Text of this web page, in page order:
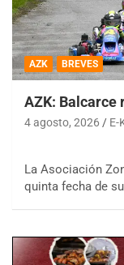
AZK BREVES
AZK: Balcarce
4 agosto, 2026 E-
La Asociación
quinta fecha de